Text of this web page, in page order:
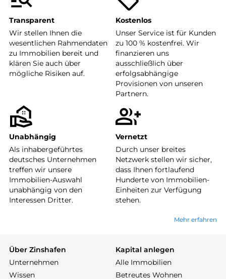
Transparent
Wir stellen Ihnen die
wesentlichen Rahmendaten
zu Immobilien bereit und
klären Sie auch über
mögliche Risiken auf.
Kostenlos
Unser Service ist für Kunden
zu 100 % kostenfrei. Wir
finanzieren uns
ausschließlich über
erfolgsabhängige
Provisionen von unseren
Partnern.
Unabhängig
Als inhabergeführtes
deutsches Unternehmen
treffen wir unsere
Immobilien-Auswahl
unabhängig von den
Interessen Dritter.
Vernetzt
Durch unser breites
Netzwerk stellen wir sicher,
dass Ihnen fortlaufend
Hunderte von Immobilien-
Einheiten zur Verfügung
stehen.
Mehr erfahren
Über Zinshafen
Unternehmen
Wissen
Kapital anlegen
Alle Immobilien
Betreutes Wohnen